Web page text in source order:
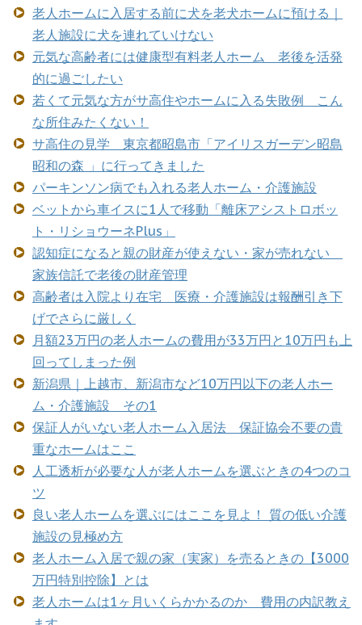
老人ホームに入居する前に犬を老犬ホームに預ける｜
老人施設に犬を連れていけない
元気な高齢者には健康型有料老人ホーム 老後を活発
的に過ごしたい
若くて元気な方がサ高住やホームに入る失敗例 こん
な所住みたくない！
サ高住の見学 東京都昭島市「アイリスガーデン昭島
昭和の森 」に行ってきました
パーキンソン病でも入れる老人ホーム・介護施設
ベットから車イスに1人で移動「離床アシストロボッ
ト・リショウーネPlus」
認知症になると親の財産が使えない・家が売れない
家族信託で老後の財産管理
高齢者は入院より在宅 医療・介護施設は報酬引き下
げでさらに厳しく
月額23万円の老人ホームの費用が33万円と10万円も上
回ってしまった例
新潟県｜上越市、新潟市など10万円以下の老人ホー
ム・介護施設 その1
保証人がいない老人ホーム入居法 保証協会不要の貴
重なホームはここ
人工透析が必要な人が老人ホームを選ぶときの4つのコ
ツ
良い老人ホームを選ぶにはここを見よ！ 質の低い介護
施設の見極め方
老人ホーム入居で親の家（実家）を売るときの【3000
万円特別控除】とは
老人ホームは1ヶ月いくらかかるのか 費用の内訳教え